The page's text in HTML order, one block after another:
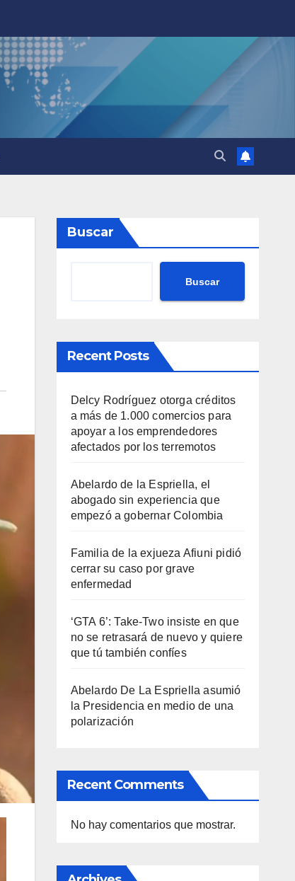
Buscar
Buscar
Recent Posts
Delcy Rodríguez otorga créditos
a más de 1.000 comercios para
apoyar a los emprendedores
afectados por los terremotos
Abelardo de la Espriella, el
abogado sin experiencia que
empezó a gobernar Colombia
Familia de la exjueza Afiuni pidió
cerrar su caso por grave
enfermedad
‘GTA 6’: Take-Two insiste en que
no se retrasará de nuevo y quiere
que tú también confíes
Abelardo De La Espriella asumió
la Presidencia en medio de una
polarización
Recent Comments
No hay comentarios que mostrar.